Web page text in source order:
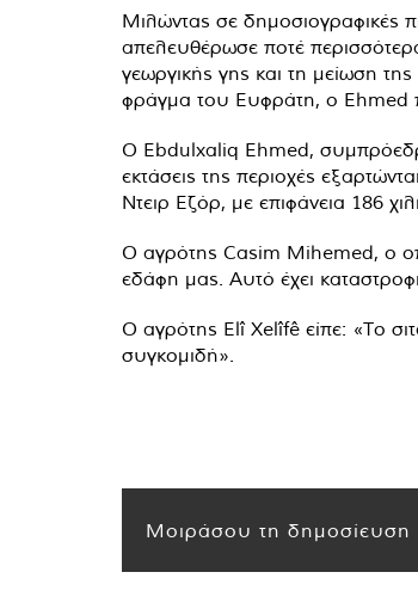
Μιλώντας σε δημοσιογραφικές
απελευθέρωσε ποτέ
γεωργικής γης και τη μείωση
φράγμα του Ευφράτη, ο Ehmed
Ο Ebdulxaliq Ehmed,
εκτάσεις της περιοχές
Ντειρ Εζόρ, με επιφάνεια 186
Ο αγρότης Casim Mihemed, ο
εδάφη μας. Αυτό έχει
Ο αγρότης Elî Xelîfê είπε: «Το
συγκομιδή».
Μοιράσου τη δημοσίευση